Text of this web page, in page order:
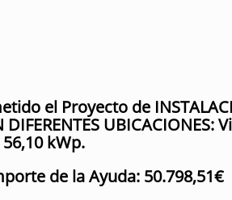
el Proyecto de
UBICACIONES:
kWp.
de la Ayuda: 50.798,51€